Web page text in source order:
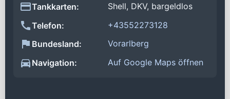
Tankkarten:
Shell, DKV, bargeldlos
Telefon:
+43552273128
Bundesland:
Vorarlberg
Navigation:
Auf Google Maps öffnen